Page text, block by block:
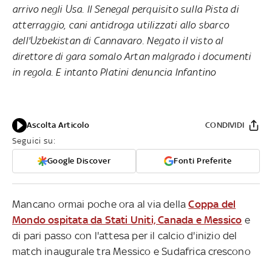
arrivo negli Usa. Il Senegal perquisito sulla Pista di
atterraggio, cani antidroga utilizzati allo sbarco
dell'Uzbekistan di Cannavaro. Negato il visto al
direttore di gara somalo Artan malgrado i documenti
in regola. E intanto Platini denuncia Infantino
Ascolta Articolo
Seguici su:
Google Discover Fonti Preferite
CONDIVIDI
Mancano ormai poche ora al via dellaCoppa del
Mondo ospitata da Stati Uniti, Canada e Messico e
di pari passo con l'attesa per il calcio d'inizio del
match inaugurale tra Messico e Sudafrica crescono